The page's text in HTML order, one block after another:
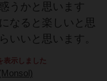
うかと思います
なると楽しいと思
いいと思います。
表示しました